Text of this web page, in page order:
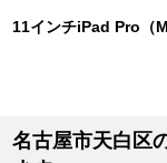
11インチiPad Pro（
名古屋市天白区